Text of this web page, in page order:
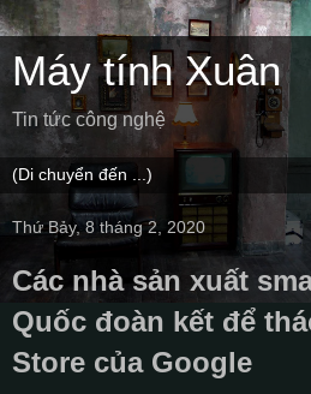
Máy tính Xuân
Tin tức công nghệ
Thứ Bảy, 8 tháng 2, 2020
Các nhà sản xuất
Quốc đoàn kết để
Store của Google